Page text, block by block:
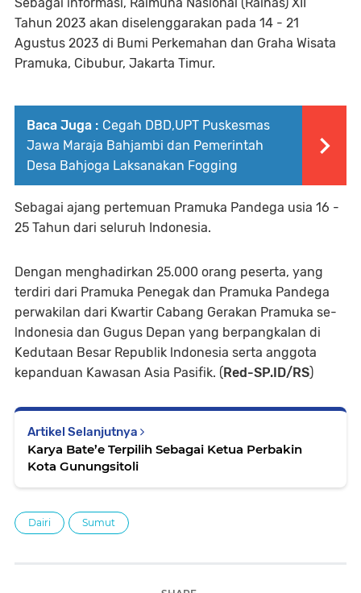
Tahun 2023 akan diselenggarakan pada 14 - 21
Agustus 2023 di Bumi Perkemahan dan Graha Wisata
Pramuka, Cibubur, Jakarta Timur.
Baca Juga : Cegah DBD,UPT Puskesmas
Jawa Maraja Bahjambi dan Pemerintah
Desa Bahjoga Laksanakan Fogging
Sebagai ajang pertemuan Pramuka Pandega usia 16 -
25 Tahun dari seluruh Indonesia.
Dengan menghadirkan 25.000 orang peserta, yang
terdiri dari Pramuka Penegak dan Pramuka Pandega
perwakilan dari Kwartir Cabang Gerakan Pramuka se-
lndonesia dan Gugus Depan yang berpangkalan di
Kedutaan Besar Republik lndonesia serta anggota
kepanduan Kawasan Asia Pasifik. ( Red-SP.ID/RS)
Artikel Selanjutnya
Karya Bate’e Terpilih Sebagai Ketua Perbakin
Kota Gunungsitoli
Dairi Sumut